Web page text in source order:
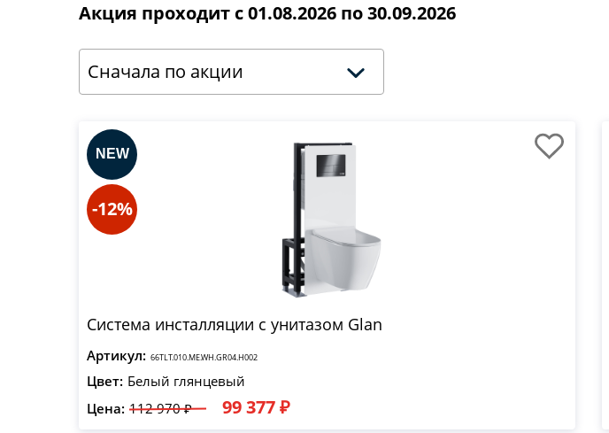
Акция проходит с 01.08.2026 по 30.09.2026
Сначала по акции
-12%
Система инсталляции с унитазом Glan
Артикул: 66TLT.010.ME.WH.GR04.H002
Цвет: Белый глянцевый
Цена: 112 970 ₽ 99 377 ₽